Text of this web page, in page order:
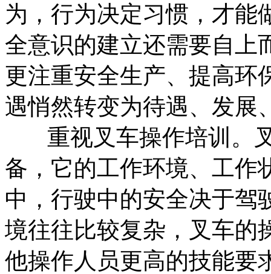
为，行为决定习惯，才能
全意识的建立还需要自上
更注重安全生产、提高环
遇悄然转变为待遇、发展
重视叉车操作培训。
备，它的工作环境、工作
中，行驶中的安全决于驾
境往往比较复杂，叉车的
他操作人员更高的技能要